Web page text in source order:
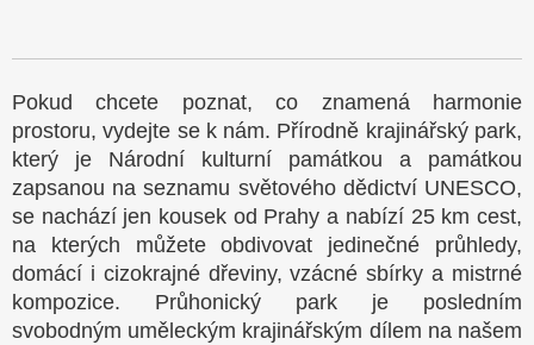
Pokud chcete poznat, co znamená harmonie
prostoru, vydejte se k nám. Přírodně krajinářský park,
který je Národní kulturní památkou a památkou
zapsanou na seznamu světového dědictví UNESCO,
se nachází jen kousek od Prahy a nabízí 25 km cest,
na kterých můžete obdivovat jedinečné průhledy,
domácí i cizokrajné dřeviny, vzácné sbírky a mistrné
kompozice. Průhonický park je posledním
svobodným uměleckým krajinářským dílem na našem